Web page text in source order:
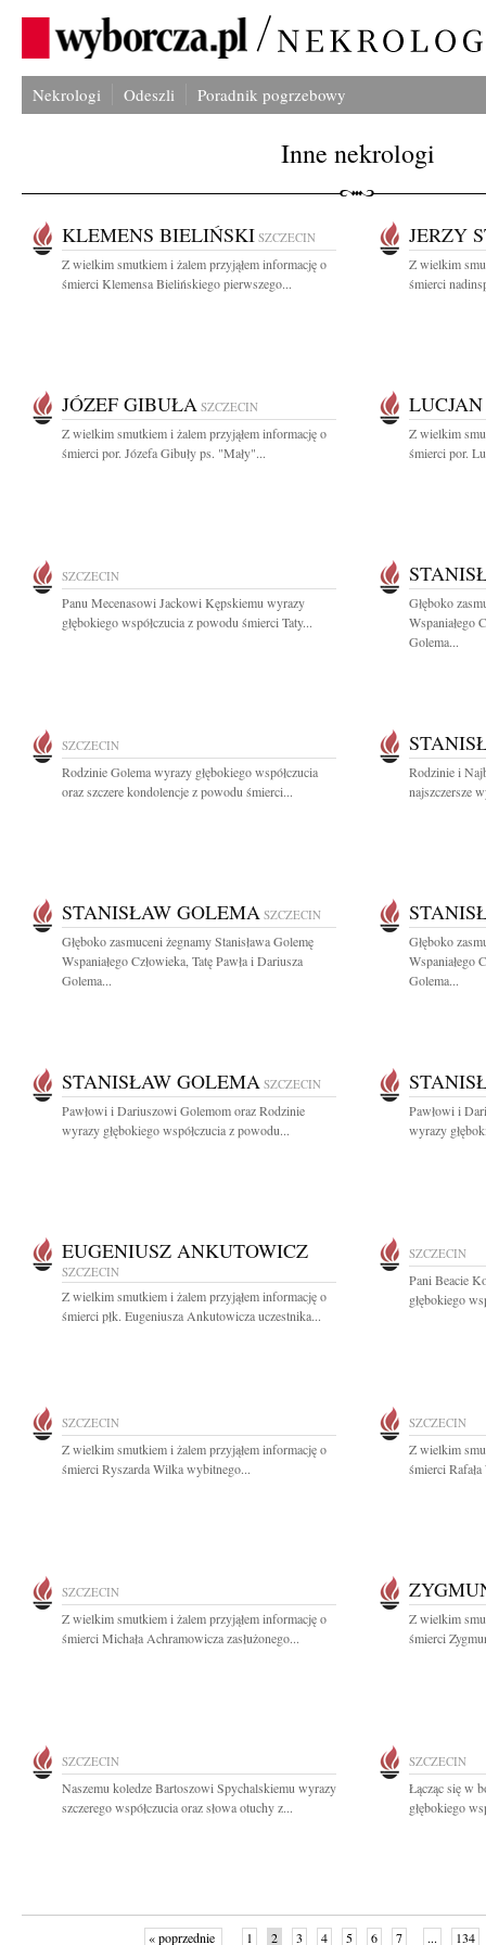
Nekrologi Odeszli Poradnik pogrzebowy
Inne nekrologi
KLEMENS BIELIŃSKI SZCZECIN
Z wielkim smutkiem i żalem przyjąłem informację o
śmierci Klemensa Bielińskiego pierwszego...
JERZY
Z wielkim
śmierci
JÓZEF GIBUŁA SZCZECIN
Z wielkim smutkiem i żalem przyjąłem informację o
śmierci por. Józefa Gibuły ps. "Mały"...
Z wielkim
śmierci por.
SZCZECIN
Panu Mecenasowi Jackowi Kępskiemu wyrazy
głębokiego współczucia z powodu śmierci Taty...
Głęboko
Wspaniałego
Golema...
SZCZECIN
Rodzinie Golema wyrazy głębokiego współczucia
oraz szczere kondolencje z powodu śmierci...
Rodzinie i
najszczersze
STANISŁAW GOLEMA SZCZECIN
Głęboko zasmuceni żegnamy Stanisława Golemę
Wspaniałego Człowieka, Tatę Pawła i Dariusza
Golema...
Głęboko
Wspaniałego
Golema...
STANISŁAW GOLEMA SZCZECIN
Pawłowi i Dariuszowi Golemom oraz Rodzinie
wyrazy głębokiego współczucia z powodu...
Pawłowi i
wyrazy
EUGENIUSZ ANKUTOWICZ
SZCZECIN
Z wielkim smutkiem i żalem przyjąłem informację o
śmierci płk. Eugeniusza Ankutowicza uczestnika...
SZCZECIN
Pani Beacie
głębokiego
SZCZECIN
Z wielkim smutkiem i żalem przyjąłem informację o
śmierci Ryszarda Wilka wybitnego...
SZCZECIN
Z wielkim
śmierci
SZCZECIN
Z wielkim smutkiem i żalem przyjąłem informację o
śmierci Michała Achramowicza zasłużonego...
Z wielkim
śmierci
SZCZECIN
Naszemu koledze Bartoszowi Spychalskiemu wyrazy
szczerego współczucia oraz słowa otuchy z...
SZCZECIN
Łącząc się w
głębokiego
« poprzednie 1 2 3 4 5 6 7 ... 134